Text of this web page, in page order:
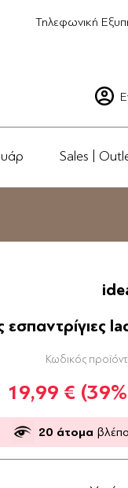
Τηλεφωνική
Sales |
Κωδικός
19,99 €
20 άτομα